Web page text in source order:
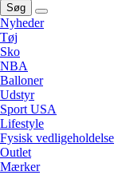
Søg
Nyheder
Tøj
Sko
NBA
Balloner
Udstyr
Sport USA
Lifestyle
Fysisk vedligeholdelse
Outlet
Mærker